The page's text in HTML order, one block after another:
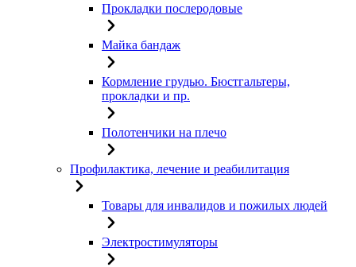
Прокладки послеродовые
Майка бандаж
Кормление грудью. Бюстгальтеры,
прокладки и пр.
Полотенчики на плечо
Профилактика, лечение и реабилитация
Товары для инвалидов и пожилых людей
Электростимуляторы